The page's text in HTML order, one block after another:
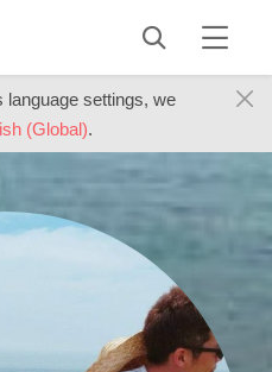
settings, we
(Global).